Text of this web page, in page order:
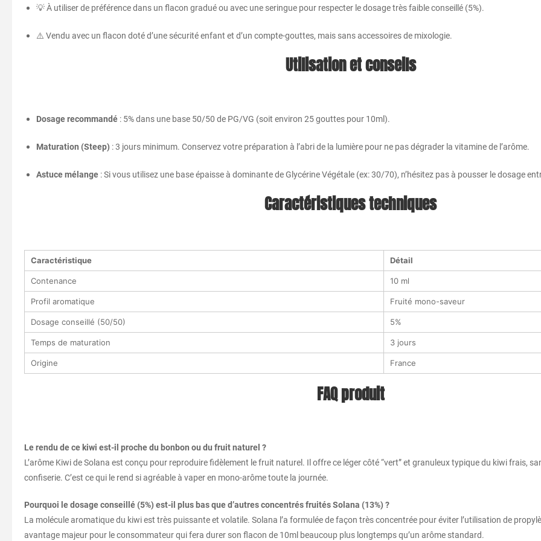
💡 À utiliser de préférence dans un flacon gradué ou avec une seringue pour respecter le dosage très faible conseillé (5%).
⚠️ Vendu avec un flacon doté d’une sécurité enfant et d’un compte-gouttes, mais sans accessoires de mixologie.
Utilisation et conseils
Dosage recommandé : 5% dans une base 50/50 de PG/VG (soit environ 25 gouttes pour 10ml).
Maturation (Steep) : 3 jours minimum. Conservez votre préparation à l’abri de la lumière pour ne pas dégrader la vitamine de l’arôme.
Astuce mélange : Si vous utilisez une base épaisse à dominante de Glycérine Végétale (ex: 30/70), n’hésitez pas à pousser le dosage
Caractéristiques techniques
Caractéristique Détail
Contenance 10 ml
Profil aromatique Fruité mono-saveur
Dosage conseillé (50/50) 5%
Temps de maturation 3 jours
Origine France
FAQ produit
Le rendu de ce kiwi est-il proche du bonbon ou du fruit naturel ?
L’arôme Kiwi de Solana est conçu pour reproduire fidèlement le fruit naturel. Il offre ce léger côté “vert” et granuleux typique du kiwi frais,
confiserie. C’est ce qui le rend si agréable à vaper en mono-arôme toute la journée.
Pourquoi le dosage conseillé (5%) est-il plus bas que d’autres concentrés fruités Solana (13%) ?
La molécule aromatique du kiwi est très puissante et volatile. Solana l’a formulée de façon très concentrée pour éviter l’utilisation de
avantage majeur pour le consommateur qui fera durer son flacon de 10ml beaucoup plus longtemps qu’un arôme standard.